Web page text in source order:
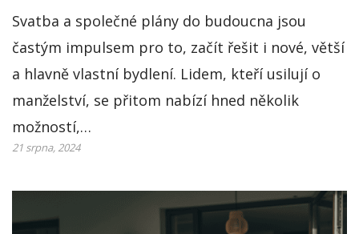
Svatba a společné plány do budoucna jsou
častým impulsem pro to, začít řešit i nové, větší
a hlavně vlastní bydlení. Lidem, kteří usilují o
manželství, se přitom nabízí hned několik
možností,…
21 srpna, 2024